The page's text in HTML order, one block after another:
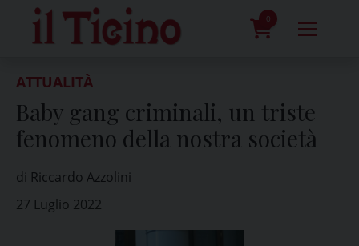
content
0
ATTUALITÀ
Baby gang criminali, un triste
fenomeno della nostra società
di Riccardo Azzolini
27 Luglio 2022